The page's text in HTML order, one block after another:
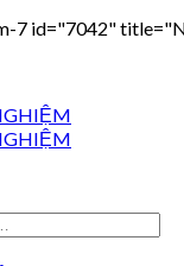
7 id="7042"